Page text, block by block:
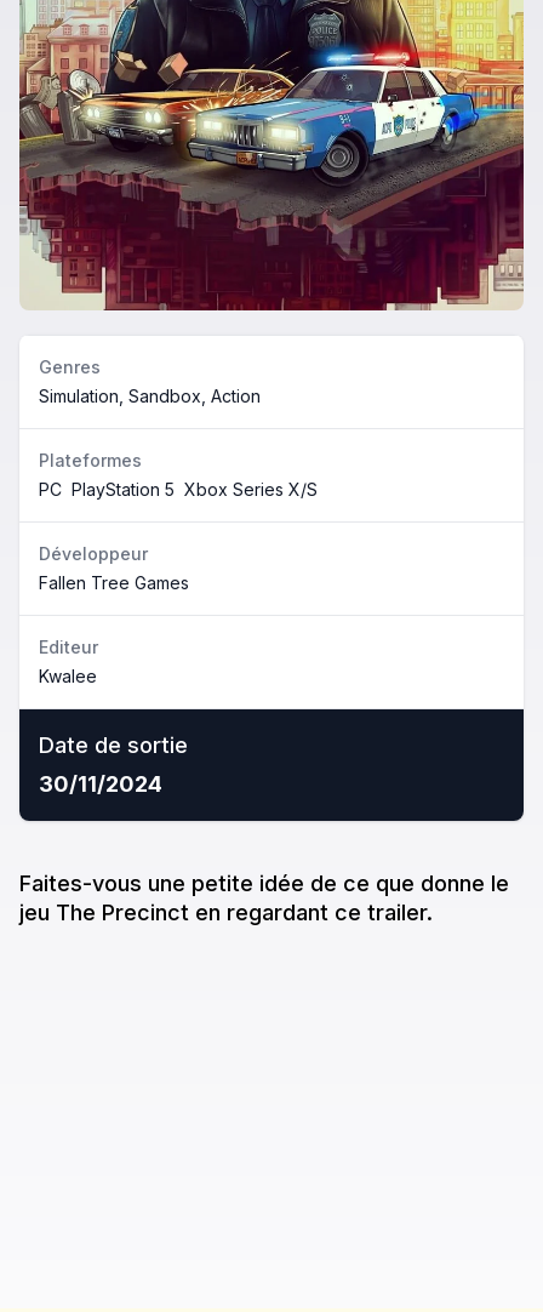
Genres
Simulation, Sandbox, Action
Plateformes
PC PlayStation 5 Xbox Series X/S
Développeur
Fallen Tree Games
Editeur
Kwalee
Date de sortie
30/11/2024
Faites-vous une petite idée de ce que donne le
jeu The Precinct en regardant ce trailer.